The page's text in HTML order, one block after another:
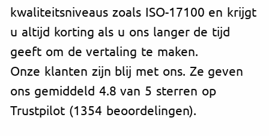
kwaliteitsniveaus zoals ISO-17100 en krijgt
u altijd korting als u ons langer de tijd
geeft om de vertaling te maken.
Onze klanten zijn blij met ons. Ze geven
ons gemiddeld 4.8 van 5 sterren op
Trustpilot (1354 beoordelingen).